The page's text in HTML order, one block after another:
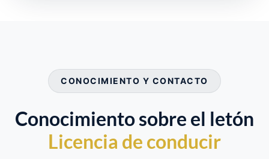
CONOCIMIENTO Y CONTACTO
Conocimiento sobre el letón
Licencia de conducir